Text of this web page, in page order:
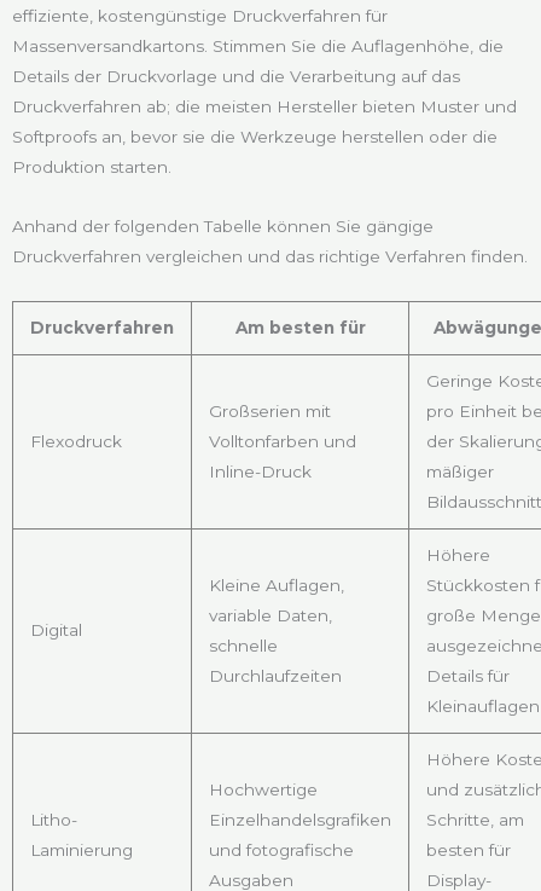
effiziente, kostengünstige Druckverfahren für
Massenversandkartons. Stimmen Sie die Auflagenhöhe, die
Details der Druckvorlage und die Verarbeitung auf das
Druckverfahren ab; die meisten Hersteller bieten Muster und
Softproofs an, bevor sie die Werkzeuge herstellen oder die
Produktion starten.
Anhand der folgenden Tabelle können Sie gängige
Druckverfahren vergleichen und das richtige Verfahren finden.
Druckverfahren Am besten für
Flexodruck
Großserien mit
Volltonfarben und
Inline-Druck
Geringe
pro Einheit
der
mäßiger
Bildausschnitt
Digital
Kleine Auflagen,
variable Daten,
schnelle
Durchlaufzeiten
Höhere
Stückkosten
große
Details für
Kleinauflagen
Litho-
Laminierung
Hochwertige
Einzelhandelsgrafiken
und fotografische
Ausgaben
Höhere
und
Schritte, am
besten für
Display-